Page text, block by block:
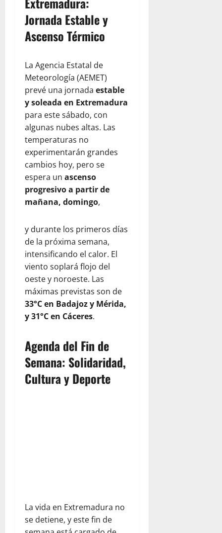
Jornada Estable y
Ascenso Térmico
La Agencia Estatal de
Meteorología (AEMET)
prevé una jornada estable
y soleada en Extremadura
para este sábado, con
algunas nubes altas. Las
temperaturas no
experimentarán grandes
cambios hoy, pero se
espera un ascenso
progresivo a partir de
mañana, domingo,
y durante los primeros días
de la próxima semana,
intensificando el calor. El
viento soplará flojo del
oeste y noroeste. Las
máximas previstas son de
33°C en Badajoz y Mérida,
y 31°C en Cáceres.
Agenda del Fin de
Semana: Solidaridad,
Cultura y Deporte
La vida en Extremadura no
se detiene, y este fin de